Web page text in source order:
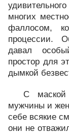
многих
фаллосом,
процессии.
давал
простор для
дымкой
С
мужчины и
себе всякие
они не